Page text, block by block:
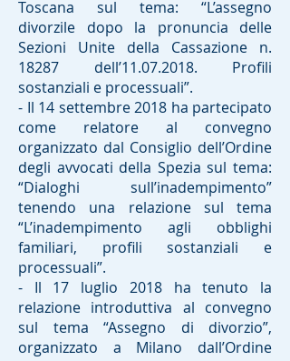
Toscana sul tema: “L’assegno
divorzile dopo la pronuncia delle
Sezioni Unite della Cassazione n.
18287 dell’11.07.2018. Profili
sostanziali e processuali”.
- Il 14 settembre 2018 ha partecipato
come relatore al convegno
organizzato dal Consiglio dell’Ordine
degli avvocati della Spezia sul tema:
“Dialoghi sull’inadempimento”
tenendo una relazione sul tema
“L’inadempimento agli obblighi
familiari, profili sostanziali e
processuali”.
- Il 17 luglio 2018 ha tenuto la
relazione introduttiva al convegno
sul tema “Assegno di divorzio”,
organizzato a Milano dall’Ordine